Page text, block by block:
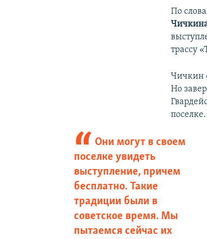
По
трассу
Чичкин
Но
поселке.
Они могут в своем
поселке увидеть
выступление, причем
бесплатно. Такие
традиции были в
советское время. Мы
пытаемся сейчас их